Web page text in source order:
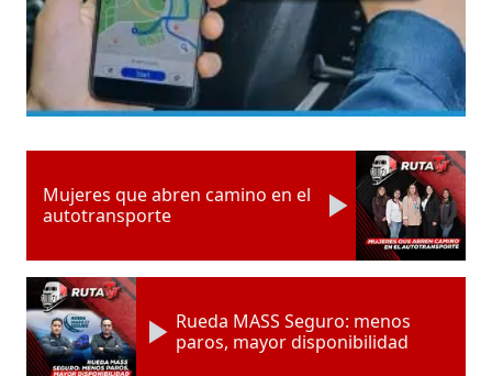
Mujeres que abren camino en el
autotransporte
Rueda MASS Seguro: menos
paros, mayor disponibilidad